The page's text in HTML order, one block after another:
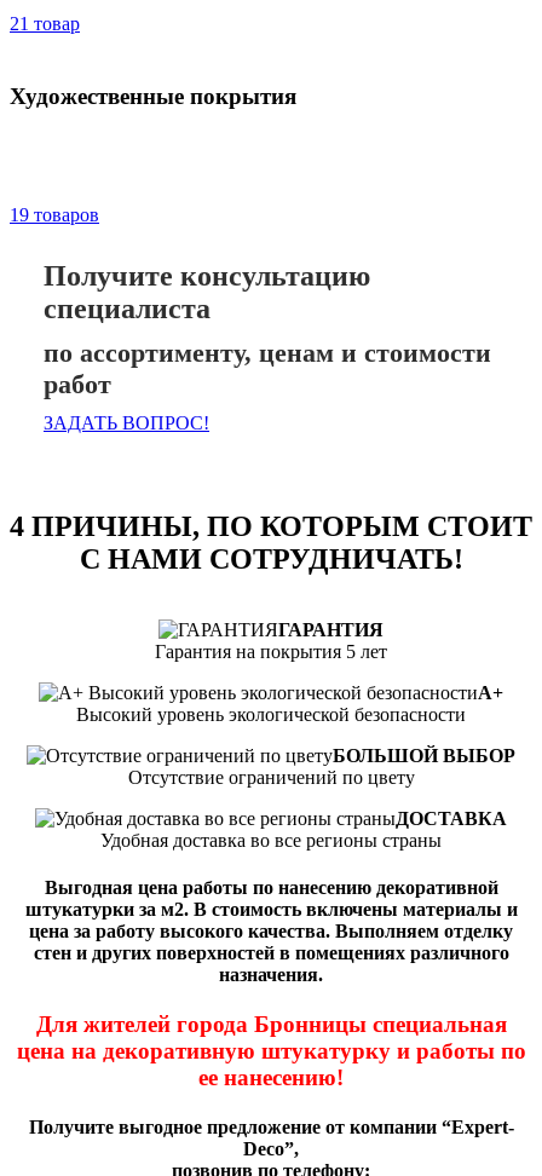
21 товар
Художественные покрытия
19 товаров
Получите консультацию
специалиста
по ассортименту, ценам и стоимости
работ
ЗАДАТЬ ВОПРОС!
4 ПРИЧИНЫ, ПО КОТОРЫМ СТОИТ
С НАМИ СОТРУДНИЧАТЬ!
ГАРАНТИЯ
Гарантия на покрытия 5 лет
А+
Высокий уровень экологической безопасности
БОЛЬШОЙ ВЫБОР
Отсутствие ограничений по цвету
ДОСТАВКА
Удобная доставка во все регионы страны
Выгодная цена работы по нанесению декоративной
штукатурки за м2. В стоимость включены материалы и
цена за работу высокого качества. Выполняем отделку
стен и других поверхностей в помещениях различного
назначения.
Для жителей города Бронницы специальная
цена на декоративную штукатурку и работы по
ее нанесению!
Получите выгодное предложение от компании “Expert-
Deco”,
позвонив по телефону: